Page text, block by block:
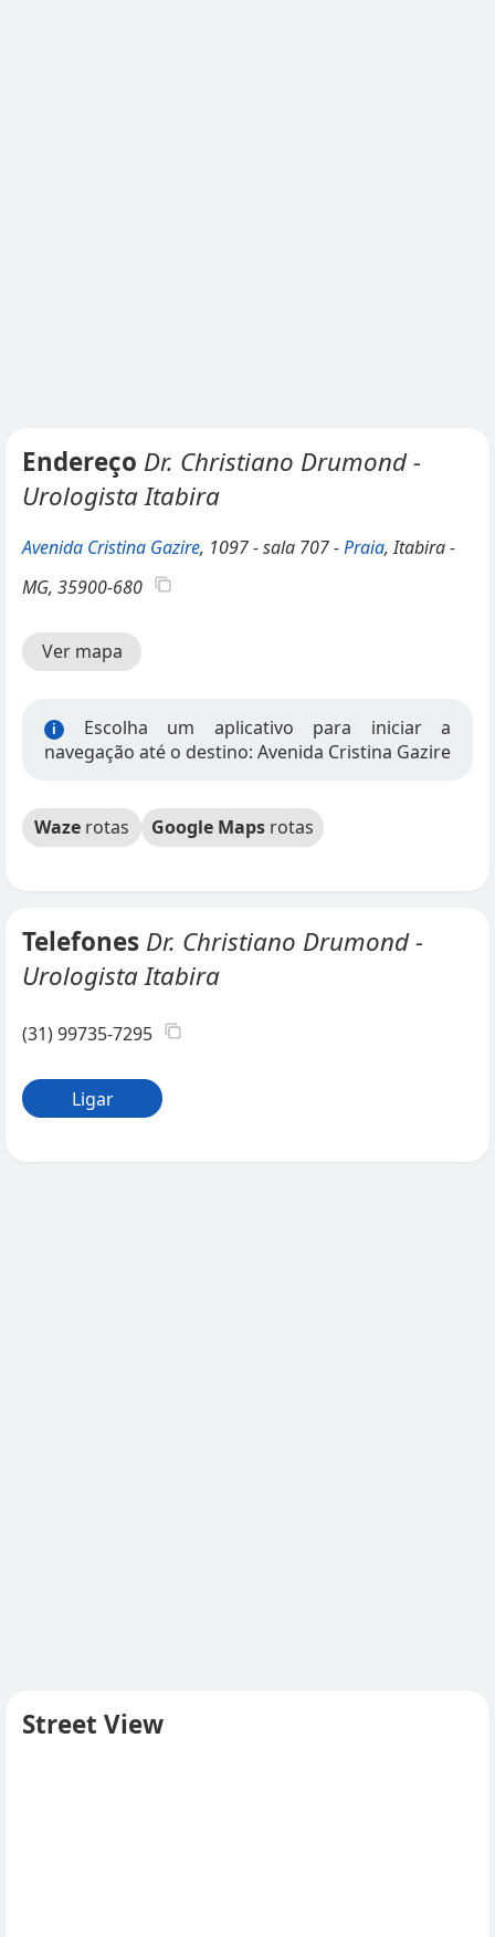
Endereço Dr. Christiano Drumond -
Urologista Itabira
Avenida Cristina Gazire, 1097 - sala 707 -Praia, Itabira -
MG, 35900-680
Ver mapa
i
Escolha um aplicativo para iniciar a
navegação até o destino: Avenida Cristina Gazire
Waze rotas Google Maps rotas
Telefones Dr. Christiano Drumond -
Urologista Itabira
(31) 99735-7295
Ligar
Street View